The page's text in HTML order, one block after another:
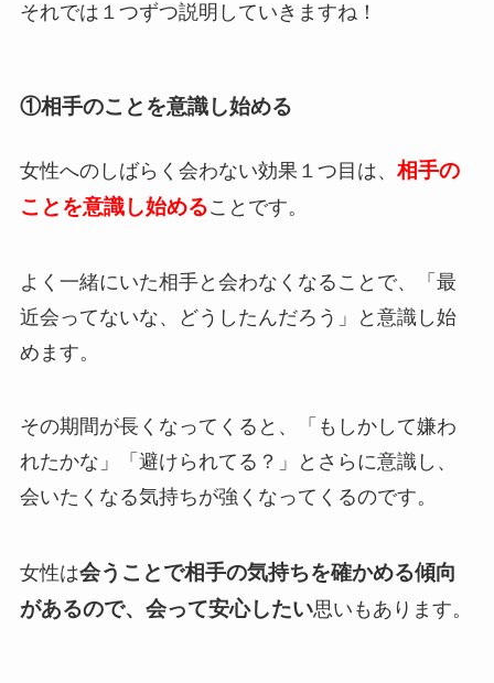
それでは１つずつ説明していきますね！
①相手のことを意識し始める
女性へのしばらく会わない効果１つ目は、 相手の
ことを意識し始めることです。
よく一緒にいた相手と会わなくなることで、「最
近会ってないな、どうしたんだろう」と意識し始
めます。
その期間が長くなってくると、「もしかして嫌わ
れたかな」「避けられてる？」とさらに意識し、
会いたくなる気持ちが強くなってくるのです。
女性は会うことで相手の気持ちを確かめる傾向
があるので、会って安心したい思いもあります。